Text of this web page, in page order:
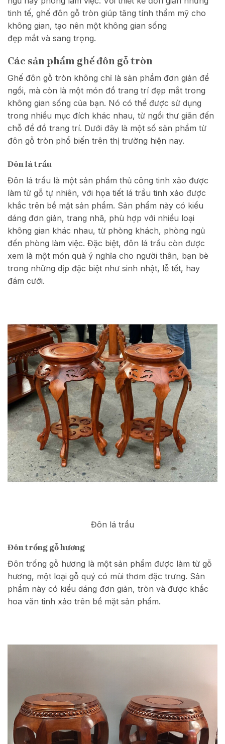
tinh tế, ghế đôn gỗ tròn giúp tăng tính thẩm mỹ cho
không gian, tạo nên một không gian sống
đẹp mắt và sang trọng.
Các sản phẩm ghế đôn gỗ tròn
Ghế đôn gỗ tròn không chỉ là sản phẩm đơn giản để
ngồi, mà còn là một món đồ trang trí đẹp mắt trong
không gian sống của bạn. Nó có thể được sử dụng
trong nhiều mục đích khác nhau, từ ngồi thư giãn đến
chỗ để đồ trang trí. Dưới đây là một số sản phẩm từ
đôn gỗ tròn phổ biến trên thị trường hiện nay.
Đôn lá trầu
Đôn lá trầu là một sản phẩm thủ công tinh xảo được
làm từ gỗ tự nhiên, với họa tiết lá trầu tinh xảo được
khắc trên bề mặt sản phẩm. Sản phẩm này có kiểu
dáng đơn giản, trang nhã, phù hợp với nhiều loại
không gian khác nhau, từ phòng khách, phòng ngủ
đến phòng làm việc. Đặc biệt, đôn lá trầu còn được
xem là một món quà ý nghĩa cho người thân, bạn bè
trong những dịp đặc biệt như sinh nhật, lễ tết, hay
đám cưới.
Đôn lá trầu
Đôn trống gỗ hương
Đôn trống gỗ hương là một sản phẩm được làm từ gỗ
hương, một loại gỗ quý có mùi thơm đặc trưng. Sản
phẩm này có kiểu dáng đơn giản, tròn và được khắc
hoa văn tinh xảo trên bề mặt sản phẩm.